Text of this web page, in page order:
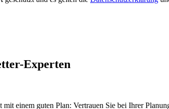
Experten
einem guten Plan: Vertrauen Sie bei Ihrer